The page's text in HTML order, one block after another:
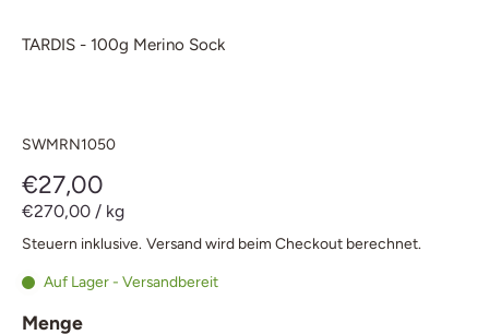
TARDIS - 100g Merino Sock
SWMRN1050
€27,00
€270,00 / kg
Steuern inklusive. Versandwird beim Checkout berechnet.
Auf Lager - Versandbereit
Menge